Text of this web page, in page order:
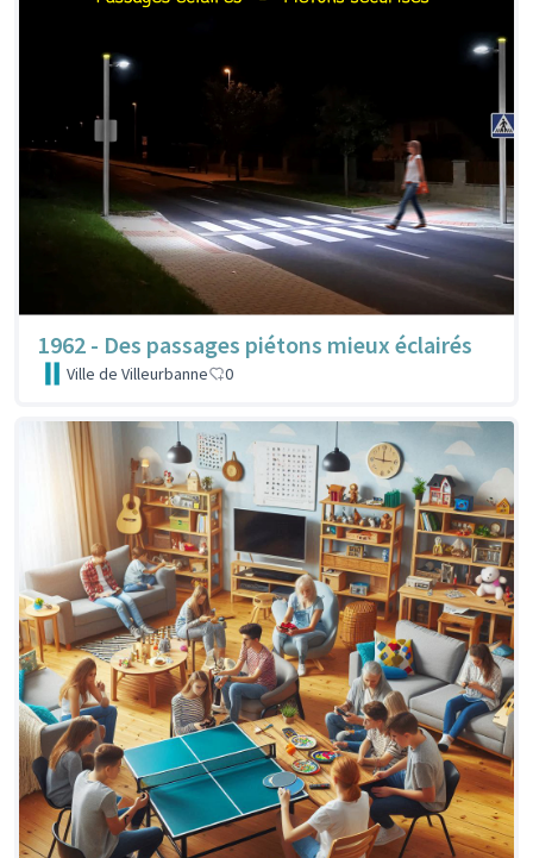
1962 - Des passages piétons mieux éclairés
Ville de Villeurbanne 0